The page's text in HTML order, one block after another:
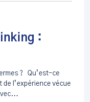
:
? Qu’est-ce
de l’expérience vécue